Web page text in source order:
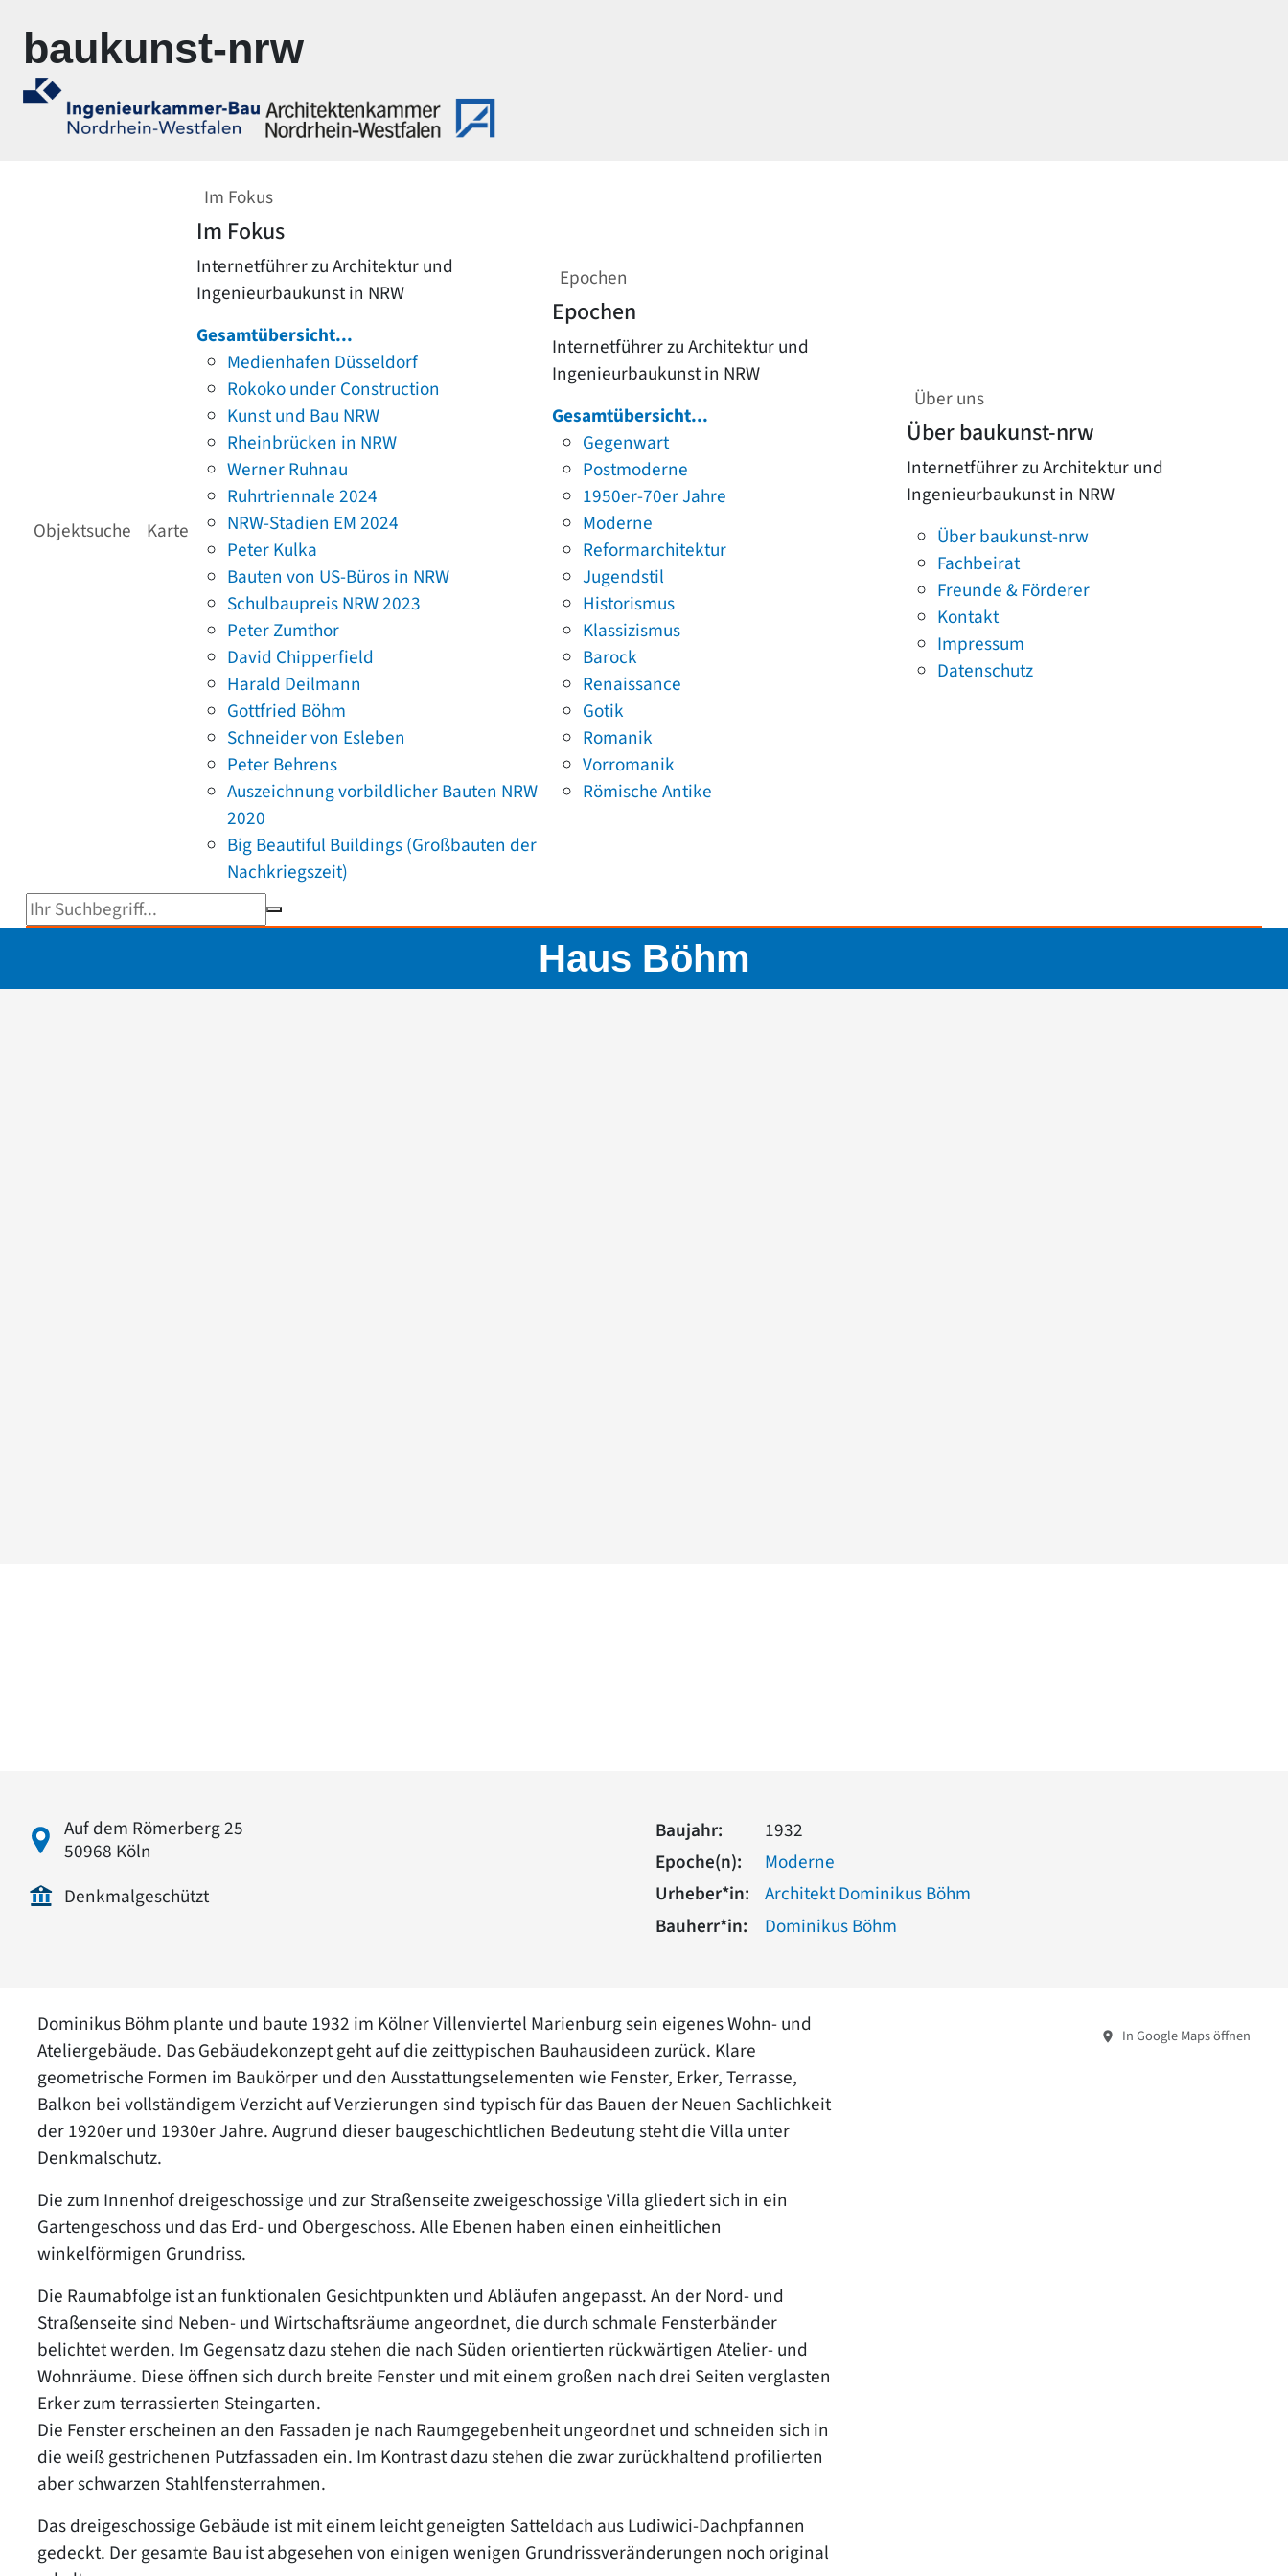
baukunst-nrw
Objektsuche Karte
Im Fokus
Im Fokus
Internetführer zu Architektur und
Ingenieurbaukunst in NRW
Gesamtübersicht...
Medienhafen Düsseldorf
Rokoko under Construction
Kunst und Bau NRW
Rheinbrücken in NRW
Werner Ruhnau
Ruhrtriennale 2024
NRW-Stadien EM 2024
Peter Kulka
Bauten von US-Büros in NRW
Schulbaupreis NRW 2023
Peter Zumthor
David Chipperfield
Harald Deilmann
Gottfried Böhm
Schneider von Esleben
Peter Behrens
Auszeichnung vorbildlicher Bauten NRW
2020
Big Beautiful Buildings (Großbauten der
Nachkriegszeit)
Epochen
Epochen
Internetführer zu Architektur und
Ingenieurbaukunst in NRW
Gesamtübersicht...
Gegenwart
Postmoderne
1950er-70er Jahre
Moderne
Reformarchitektur
Jugendstil
Historismus
Klassizismus
Barock
Renaissance
Gotik
Romanik
Vorromanik
Römische Antike
Über uns
Über baukunst-nrw
Internetführer zu Architektur und
Ingenieurbaukunst in NRW
Über baukunst-nrw
Fachbeirat
Freunde & Förderer
Kontakt
Impressum
Datenschutz
Suchbegriff eingeben
Haus Böhm
Auf dem Römerberg 25
50968 Köln
Denkmalgeschützt
Baujahr:
1932
Epoche(n):
Moderne
Urheber*in:
Architekt Dominikus Böhm
Bauherr*in:
Dominikus Böhm
Dominikus Böhm plante und baute 1932 im Kölner Villenviertel Marienburg sein eigenes Wohn- und
Ateliergebäude. Das Gebäudekonzept geht auf die zeittypischen Bauhausideen zurück. Klare
geometrische Formen im Baukörper und den Ausstattungselementen wie Fenster, Erker, Terrasse,
Balkon bei vollständigem Verzicht auf Verzierungen sind typisch für das Bauen der Neuen Sachlichkeit
der 1920er und 1930er Jahre. Augrund dieser baugeschichtlichen Bedeutung steht die Villa unter
Denkmalschutz.
Die zum Innenhof dreigeschossige und zur Straßenseite zweigeschossige Villa gliedert sich in ein
Gartengeschoss und das Erd- und Obergeschoss. Alle Ebenen haben einen einheitlichen
winkelförmigen Grundriss.
Die Raumabfolge ist an funktionalen Gesichtpunkten und Abläufen angepasst. An der Nord- und
Straßenseite sind Neben- und Wirtschaftsräume angeordnet, die durch schmale Fensterbänder
belichtet werden. Im Gegensatz dazu stehen die nach Süden orientierten rückwärtigen Atelier- und
Wohnräume. Diese öffnen sich durch breite Fenster und mit einem großen nach drei Seiten verglasten
Erker zum terrassierten Steingarten.
Die Fenster erscheinen an den Fassaden je nach Raumgegebenheit ungeordnet und schneiden sich in
die weiß gestrichenen Putzfassaden ein. Im Kontrast dazu stehen die zwar zurückhaltend profilierten
aber schwarzen Stahlfensterrahmen.
Das dreigeschossige Gebäude ist mit einem leicht geneigten Satteldach aus Ludiwici-Dachpfannen
gedeckt. Der gesamte Bau ist abgesehen von einigen wenigen Grundrissveränderungen noch original
In Google Maps öffnen